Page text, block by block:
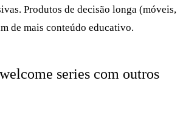
Produtos de decisão longa (móveis,
de mais conteúdo educativo.
series com outros